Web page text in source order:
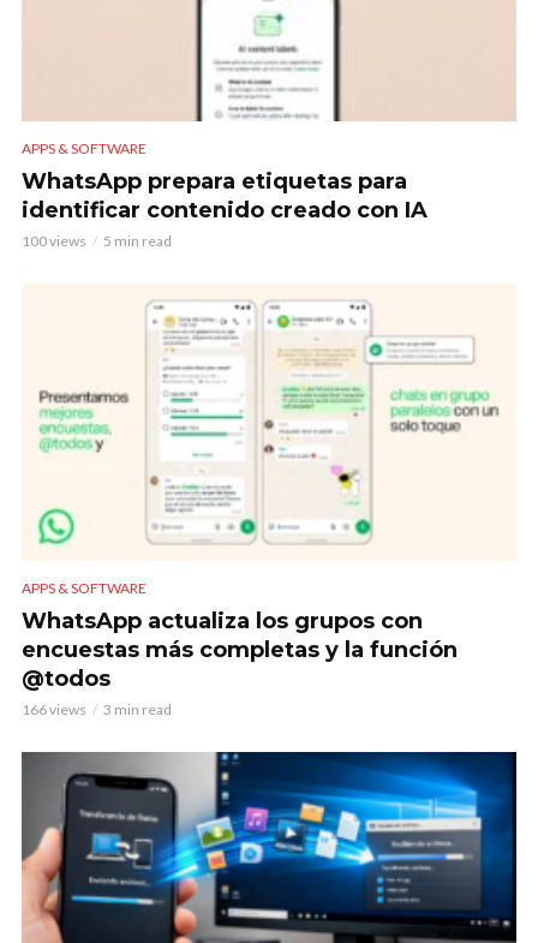
APPS & SOFTWARE
WhatsApp prepara etiquetas para
identificar contenido creado con IA
100 views 5 min read
APPS & SOFTWARE
WhatsApp actualiza los grupos con
encuestas más completas y la función
@todos
166 views 3 min read